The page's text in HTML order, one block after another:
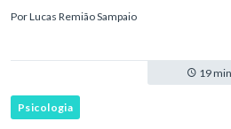
PorLucas Remião Sampaio
19
Psicologia